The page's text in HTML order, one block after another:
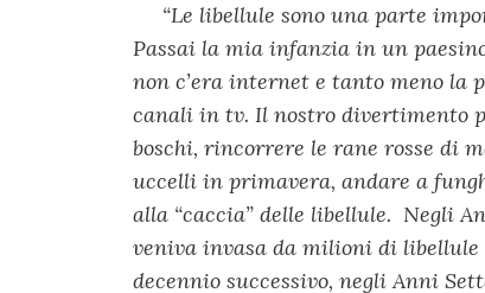
“Le libellule sono una parte
Passai la mia infanzia in un
non c’era internet e tanto meno la
canali in tv. Il nostro divertimento
boschi, rincorrere le rane rosse di
uccelli in primavera, andare a
alla “caccia” delle libellule. Negli
veniva invasa da milioni di
decennio successivo, negli Anni